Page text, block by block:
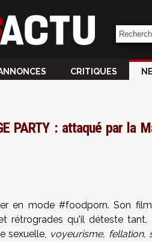
CRITIQUES
PARTY : attaqué par la
en mode #foodporn. Son
rétrogrades qu'il déteste tant.
sexuelle, voyeurisme, fellation,